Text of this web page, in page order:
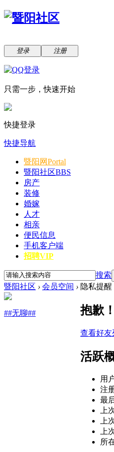
登录 注册
只需一步，快速开始
快捷登录
快捷导航
暨阳网Portal
暨阳社区BBS
房产
装修
婚嫁
人才
相亲
便民信息
手机客户端
招聘VIP
搜索
暨阳社区 › 会员空间 › 隐私提醒
##无聊## 抱歉
查看好友
活跃
用
注
最
上
上
上
所